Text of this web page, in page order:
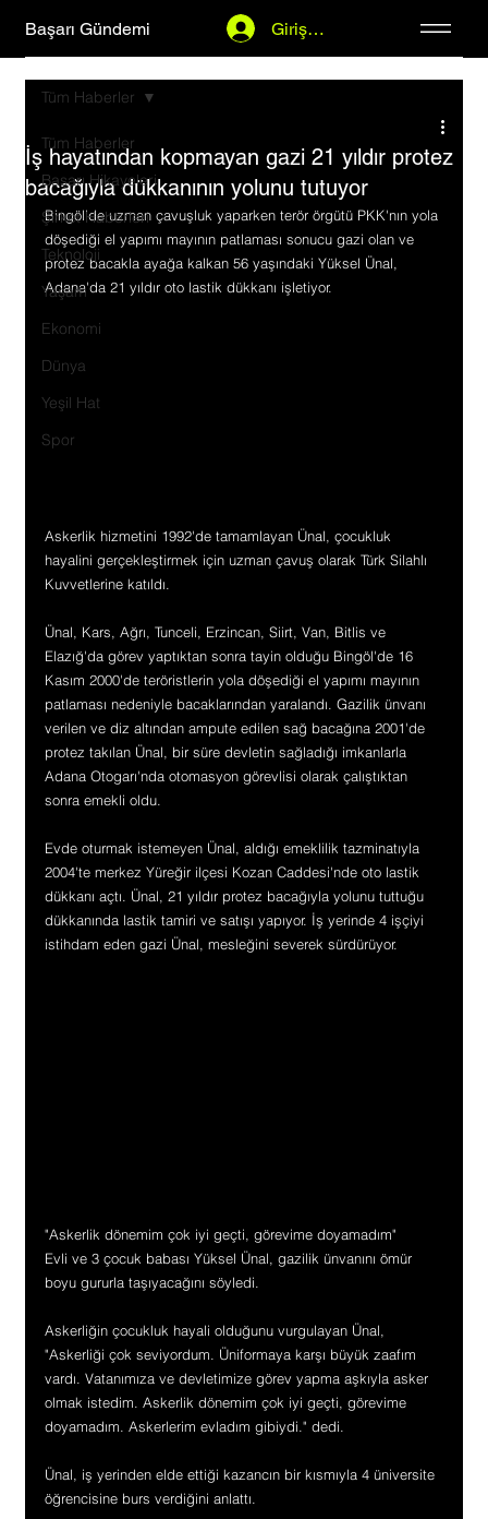
Başarı Gündemi Giriş Yap
Tüm Haberler
Başarı Hikayeleri
Şirket Haberleri
Teknoloji
Yaşam
Ekonomi
Dünya
Yeşil Hat
Spor
Tüm Haberler
İş hayatından kopmayan gazi 21 yıldır protez
bacağıyla dükkanının yolunu tutuyor
Bingöl'de uzman çavuşluk yaparken terör örgütü PKK'nın yola
döşediği el yapımı mayının patlaması sonucu gazi olan ve
protez bacakla ayağa kalkan 56 yaşındaki Yüksel Ünal,
Adana'da 21 yıldır oto lastik dükkanı işletiyor.
Askerlik hizmetini 1992'de tamamlayan Ünal, çocukluk
hayalini gerçekleştirmek için uzman çavuş olarak Türk Silahlı
Kuvvetlerine katıldı.
Ünal, Kars, Ağrı, Tunceli, Erzincan, Siirt, Van, Bitlis ve
Elazığ'da görev yaptıktan sonra tayin olduğu Bingöl'de 16
Kasım 2000'de teröristlerin yola döşediği el yapımı mayının
patlaması nedeniyle bacaklarından yaralandı. Gazilik ünvanı
verilen ve diz altından ampute edilen sağ bacağına 2001'de
protez takılan Ünal, bir süre devletin sağladığı imkanlarla
Adana Otogarı'nda otomasyon görevlisi olarak çalıştıktan
sonra emekli oldu.
Evde oturmak istemeyen Ünal, aldığı emeklilik tazminatıyla
2004'te merkez Yüreğir ilçesi Kozan Caddesi'nde oto lastik
dükkanı açtı. Ünal, 21 yıldır protez bacağıyla yolunu tuttuğu
dükkanında lastik tamiri ve satışı yapıyor. İş yerinde 4 işçiyi
istihdam eden gazi Ünal, mesleğini severek sürdürüyor.
"Askerlik dönemim çok iyi geçti, görevime doyamadım"
Evli ve 3 çocuk babası Yüksel Ünal, gazilik ünvanını ömür
boyu gururla taşıyacağını söyledi.
Askerliğin çocukluk hayali olduğunu vurgulayan Ünal,
"Askerliği çok seviyordum. Üniformaya karşı büyük zaafım
vardı. Vatanımıza ve devletimize görev yapma aşkıyla asker
olmak istedim. Askerlik dönemim çok iyi geçti, görevime
doyamadım. Askerlerim evladım gibiydi." dedi.
Ünal, iş yerinden elde ettiği kazancın bir kısmıyla 4 üniversite
öğrencisine burs verdiğini anlattı.